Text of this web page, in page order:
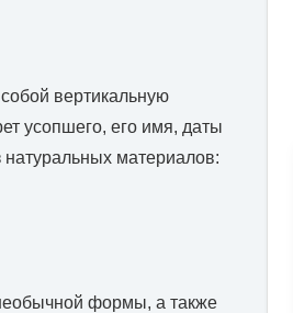
вертикальную
усопшего, его имя, даты
материалов:
формы, а также